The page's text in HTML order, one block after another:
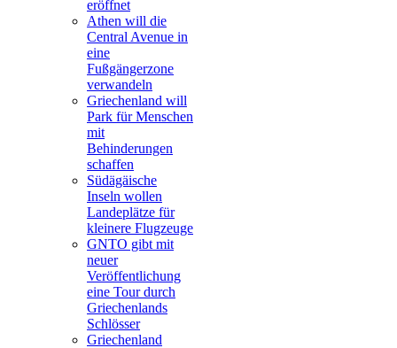
eröffnet
Athen will die
Central Avenue in
eine
Fußgängerzone
verwandeln
Griechenland will
Park für Menschen
mit
Behinderungen
schaffen
Südägäische
Inseln wollen
Landeplätze für
kleinere Flugzeuge
GNTO gibt mit
neuer
Veröffentlichung
eine Tour durch
Griechenlands
Schlösser
Griechenland